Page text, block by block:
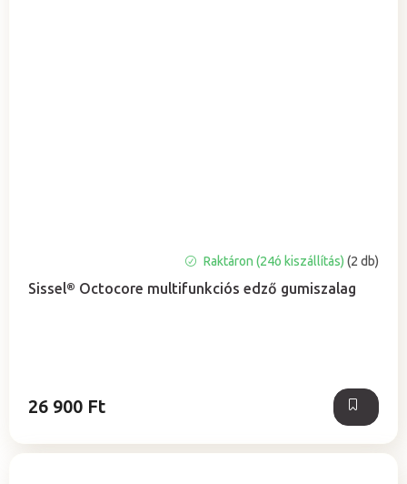
Sissel® Octocore multifunkciós edző gumiszalag
Raktáron (24ó kiszállítás) (2 db)
26 900 Ft